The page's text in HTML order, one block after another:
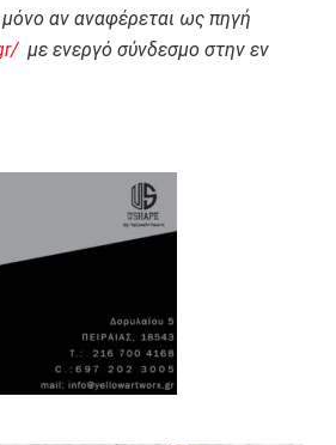
αν αναφέρεται ως πηγή
με ενεργό σύνδεσμο στην εν